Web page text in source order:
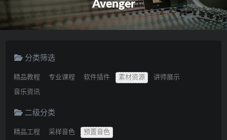
Avenger
分类筛选
精品教程 专业课程 软件插件 素材资源 讲师展示
音乐资讯
二级分类
精品工程 采样音色 预置音色